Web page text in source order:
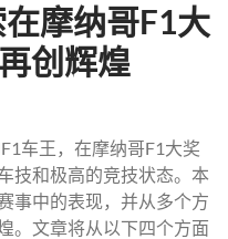
摩纳哥F1大
创辉煌
车王，在摩纳哥F1大奖
技和极高的竞技状态。本
事中的表现，并从多个方
。文章将从以下四个方面